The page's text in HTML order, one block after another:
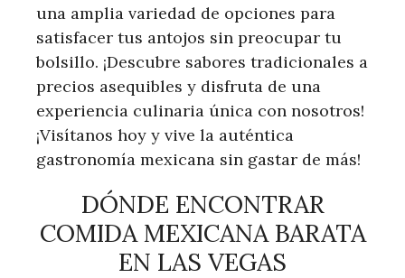
una amplia variedad de opciones para
satisfacer tus antojos sin preocupar tu
bolsillo. ¡Descubre sabores tradicionales a
precios asequibles y disfruta de una
experiencia culinaria única con nosotros!
¡Visítanos hoy y vive la auténtica
gastronomía mexicana sin gastar de más!
DÓNDE ENCONTRAR
COMIDA MEXICANA BARATA
EN LAS VEGAS